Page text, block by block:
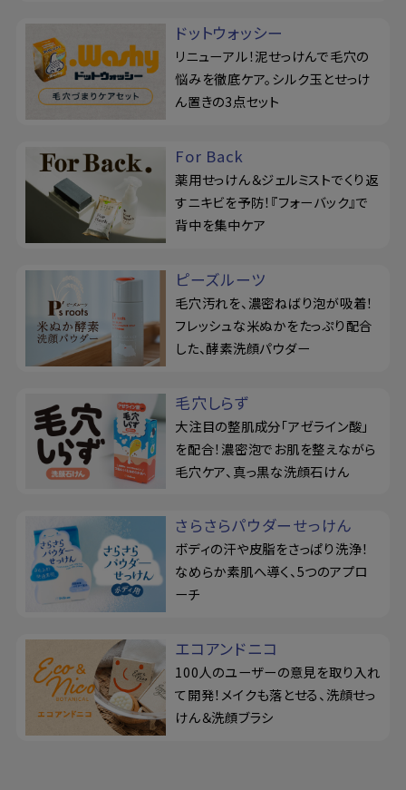
ドットウォッシー
リニューアル！泥せっけんで毛穴の
悩みを徹底ケア。シルク玉とせっけ
ん置きの3点セット
For Back
薬用せっけん＆ジェルミストでくり返
すニキビを予防！『フォーバック』で
背中を集中ケア
ピーズルーツ
毛穴汚れを、濃密ねばり泡が吸着！
フレッシュな米ぬかをたっぷり配合
した、酵素洗顔パウダー
毛穴しらず
大注目の整肌成分「アゼライン酸」
を配合！濃密泡でお肌を整えながら
毛穴ケア、真っ黒な洗顔石けん
さらさらパウダーせっけん
ボディの汗や皮脂をさっぱり洗浄！
なめらか素肌へ導く、5つのアプロ
ーチ
エコアンドニコ
100人のユーザーの意見を取り入れ
て開発！メイクも落とせる、洗顔せっ
けん＆洗顔ブラシ